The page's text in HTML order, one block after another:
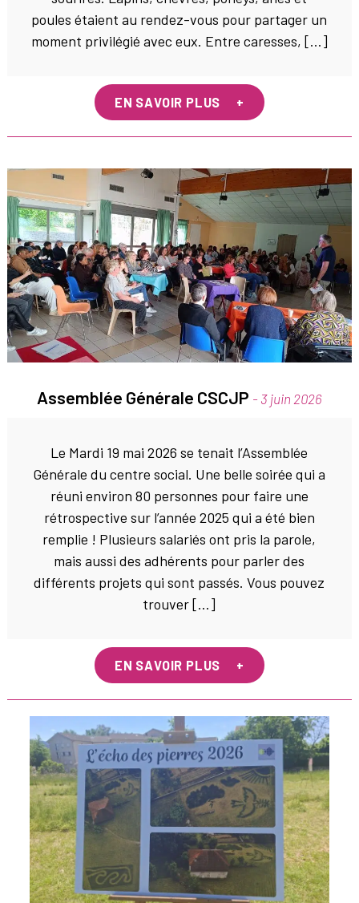
poules étaient au rendez-vous pour partager un
moment privilégié avec eux. Entre caresses, […]
EN SAVOIR PLUS
Assemblée Générale CSCJP - 3 juin 2026
Le Mardi 19 mai 2026 se tenait l’Assemblée
Générale du centre social. Une belle soirée qui a
réuni environ 80 personnes pour faire une
rétrospective sur l’année 2025 qui a été bien
remplie ! Plusieurs salariés ont pris la parole,
mais aussi des adhérents pour parler des
différents projets qui sont passés. Vous pouvez
trouver […]
EN SAVOIR PLUS